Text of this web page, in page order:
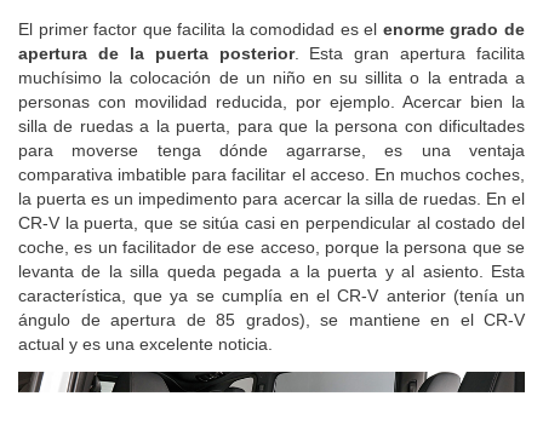
El primer factor que facilita la comodidad es el enorme grado de
apertura de la puerta posterior. Esta gran apertura facilita
muchísimo la colocación de un niño en su sillita o la entrada a
personas con movilidad reducida, por ejemplo. Acercar bien la
silla de ruedas a la puerta, para que la persona con dificultades
para moverse tenga dónde agarrarse, es una ventaja
comparativa imbatible para facilitar el acceso. En muchos coches,
la puerta es un impedimento para acercar la silla de ruedas. En el
CR-V la puerta, que se sitúa casi en perpendicular al costado del
coche, es un facilitador de ese acceso, porque la persona que se
levanta de la silla queda pegada a la puerta y al asiento. Esta
característica, que ya se cumplía en el CR-V anterior (tenía un
ángulo de apertura de 85 grados), se mantiene en el CR-V
actual y es una excelente noticia.